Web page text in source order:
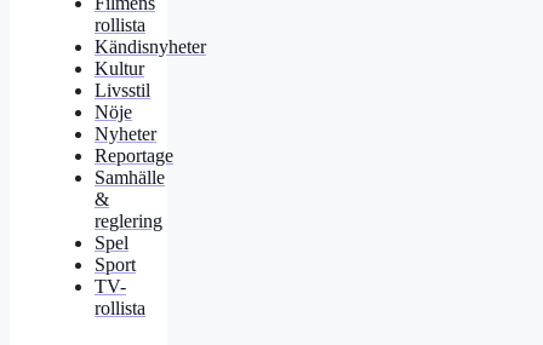
rollista
Kändisnyheter
Kultur
Livsstil
Nöje
Nyheter
Reportage
Samhälle
&
reglering
Spel
Sport
TV-
rollista